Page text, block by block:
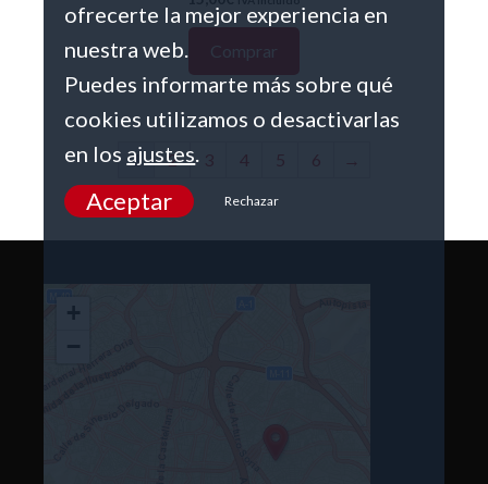
Comprar
1 2 3 4 5 6 →
+
−
ofrecerte la mejor experiencia en
nuestra web.
Puedes informarte más sobre qué
cookies utilizamos o desactivarlas
en los ajustes.
Aceptar Rechazar